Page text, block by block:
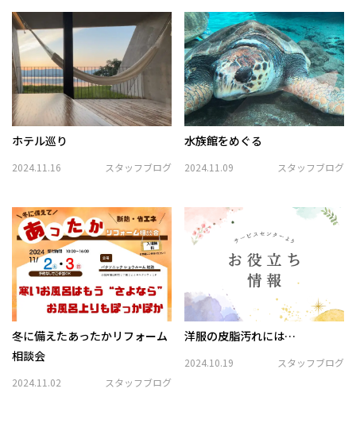
ホテル巡り
2024.11.16 スタッフブログ
水族館をめぐる
2024.11.09 スタッフブログ
冬に備えたあったかリフォーム
相談会
2024.11.02 スタッフブログ
洋服の皮脂汚れには…
2024.10.19 スタッフブログ